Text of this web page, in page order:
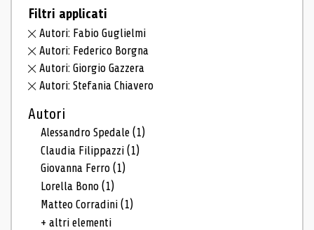
Filtri applicati
Autori: Fabio Guglielmi
Autori: Federico Borgna
Autori: Giorgio Gazzera
Autori: Stefania Chiavero
Autori
Alessandro Spedale(1)
Claudia Filippazzi(1)
Giovanna Ferro(1)
Lorella Bono(1)
Matteo Corradini(1)
+ altri elementi